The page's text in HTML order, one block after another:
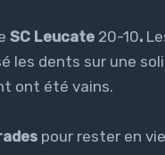
SC Leucate 20-10.
dents sur une
ont été vains.
pour rester en